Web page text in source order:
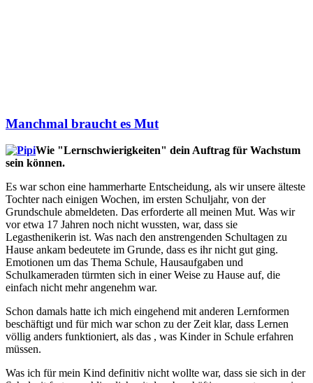
Manchmal braucht es Mut
Wie "Lernschwierigkeiten" dein Auftrag für Wachstum
sein können.
Es war schon eine hammerharte Entscheidung, als wir unsere älteste
Tochter nach einigen Wochen, im ersten Schuljahr, von der
Grundschule abmeldeten. Das erforderte all meinen Mut. Was wir
vor etwa 17 Jahren noch nicht wussten, war, dass sie
Legasthenikerin ist. Was nach den anstrengenden Schultagen zu
Hause ankam bedeutete im Grunde, dass es ihr nicht gut ging.
Emotionen um das Thema Schule, Hausaufgaben und
Schulkameraden türmten sich in einer Weise zu Hause auf, die
einfach nicht mehr angenehm war.
Schon damals hatte ich mich eingehend mit anderen Lernformen
beschäftigt und für mich war schon zu der Zeit klar, dass Lernen
völlig anders funktioniert, als das , was Kinder in Schule erfahren
müssen.
Was ich für mein Kind definitiv nicht wollte war, dass sie sich in der